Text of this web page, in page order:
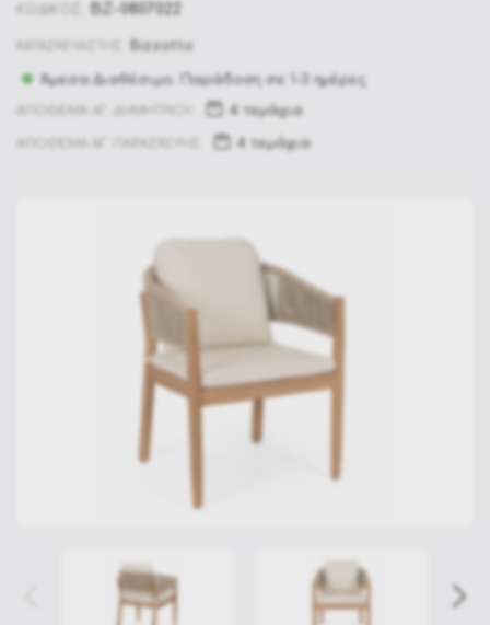
BZ-0807022
Bizzotto
Άμεσα Διαθέσιμο. Παράδοση σε 1-3 ημέρες
4 τεμάχια
4 τεμάχια